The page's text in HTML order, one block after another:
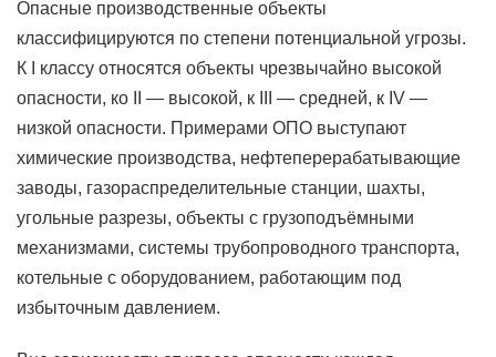
Опасные производственные объекты
классифицируются по степени потенциальной угрозы.
К I классу относятся объекты чрезвычайно высокой
опасности, ко II — высокой, к III — средней, к IV —
низкой опасности. Примерами ОПО выступают
химические производства, нефтеперерабатывающие
заводы, газораспределительные станции, шахты,
угольные разрезы, объекты с грузоподъёмными
механизмами, системы трубопроводного транспорта,
котельные с оборудованием, работающим под
избыточным давлением.